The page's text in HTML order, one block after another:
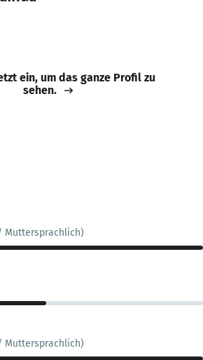
ein, um das ganze Profil zu
sehen.
Muttersprachlich)
Muttersprachlich)